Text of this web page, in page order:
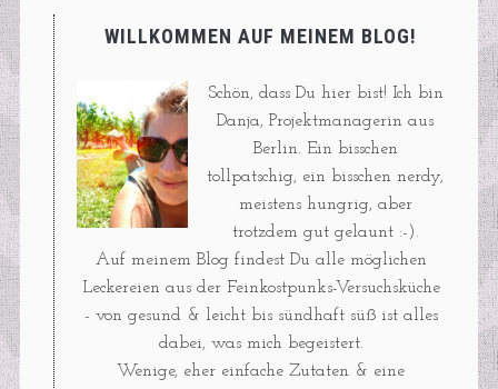
WILLKOMMEN AUF MEINEM BLOG!
Schön, dass Du hier bist! Ich bin
Danja, Projektmanagerin aus
Berlin. Ein bisschen
tollpatschig, ein bisschen nerdy,
meistens hungrig, aber
trotzdem gut gelaunt :-).
Auf meinem Blog findest Du alle möglichen
Leckereien aus der Feinkostpunks-Versuchsküche
- von gesund & leicht bis sündhaft süß ist alles
dabei, was mich begeistert.
Wenige, eher einfache Zutaten & eine